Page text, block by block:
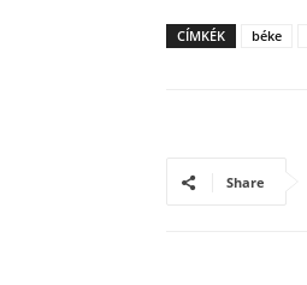
CÍMKÉK béke
Share